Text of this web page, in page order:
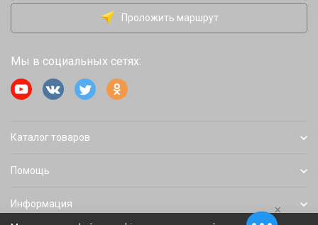
Проложить маршрут
Мы в социальных сетях:
Каталог товаров
Помощь
Информация ×